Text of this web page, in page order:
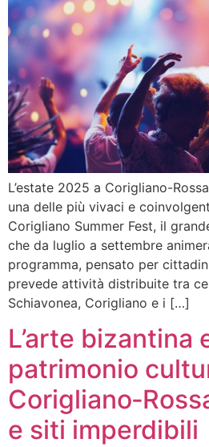
L’estate 2025 a Corigliano-
una delle più vivaci e
Corigliano Summer Fest, il
che da luglio a settembre
programma, pensato per
prevede attività distribuite tra
Schiavonea, Corigliano e i […]
L’arte bizantina
patrimonio
e siti imperdibili